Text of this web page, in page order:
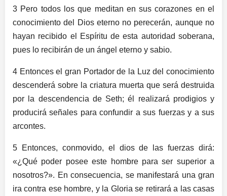
3 Pero todos los que meditan en sus corazones en el
conocimiento del Dios eterno no perecerán, aunque no
hayan recibido el Espíritu de esta autoridad soberana,
pues lo recibirán de un ángel eterno y sabio.
4 Entonces el gran Portador de la Luz del conocimiento
descenderá sobre la criatura muerta que será destruida
por la descendencia de Seth; él realizará prodigios y
producirá señales para confundir a sus fuerzas y a sus
arcontes.
5 Entonces, conmovido, el dios de las fuerzas dirá:
«¿Qué poder posee este hombre para ser superior a
nosotros?». En consecuencia, se manifestará una gran
ira contra ese hombre, y la Gloria se retirará a las casas